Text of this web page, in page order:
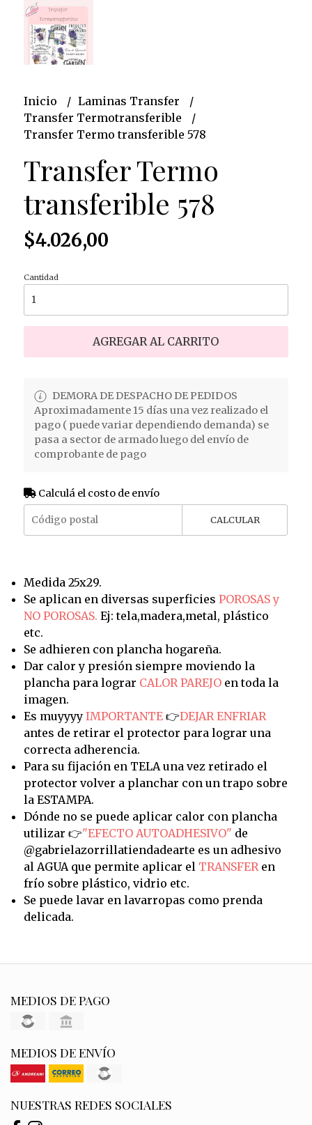
Inicio
Laminas Transfer
Transfer Termotransferible
Transfer Termo transferible 578
Transfer Termo
transferible 578
$4.026,00
Cantidad
AGREGAR AL CARRITO
DEMORA DE DESPACHO DE PEDIDOS
Aproximadamente 15 días una vez realizado el
pago ( puede variar dependiendo demanda) se
pasa a sector de armado luego del envío de
comprobante de pago
Calculá el costo de envío
CALCULAR
Medida 25x29.
Se aplican en diversas superficies POROSAS y
NO POROSAS. Ej: tela,madera,metal, plástico
etc.
Se adhieren con plancha hogareña.
Dar calor y presión siempre moviendo la
plancha para lograr CALOR PAREJOen toda la
imagen.
Es muyyyy IMPORTANTE👉DEJAR ENFRIAR
antes de retirar el protector para lograr una
correcta adherencia.
Para su fijación en TELA una vez retirado el
protector volver a planchar con un trapo sobre
la ESTAMPA.
Dónde no se puede aplicar calor con plancha
utilizar 👉"EFECTO AUTOADHESIVO" de
@gabrielazorrillatiendadearte es un adhesivo
al AGUA que permite aplicar el TRANSFERen
frío sobre plástico, vidrio etc.
Se puede lavar en lavarropas como prenda
delicada.
MEDIOS DE PAGO
MEDIOS DE ENVÍO
NUESTRAS REDES SOCIALES